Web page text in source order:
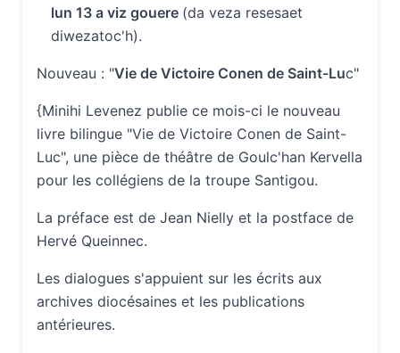
lun 13 a viz gouere (da veza resesaet
diwezatoc'h).
Nouveau : "Vie de Victoire Conen de Saint-Luc"
{Minihi Levenez publie ce mois-ci le nouveau
livre bilingue "Vie de Victoire Conen de Saint-
Luc", une pièce de théâtre de Goulc'han Kervella
pour les collégiens de la troupe Santigou.
La préface est de Jean Nielly et la postface de
Hervé Queinnec.
Les dialogues s'appuient sur les écrits aux
archives diocésaines et les publications
antérieures.